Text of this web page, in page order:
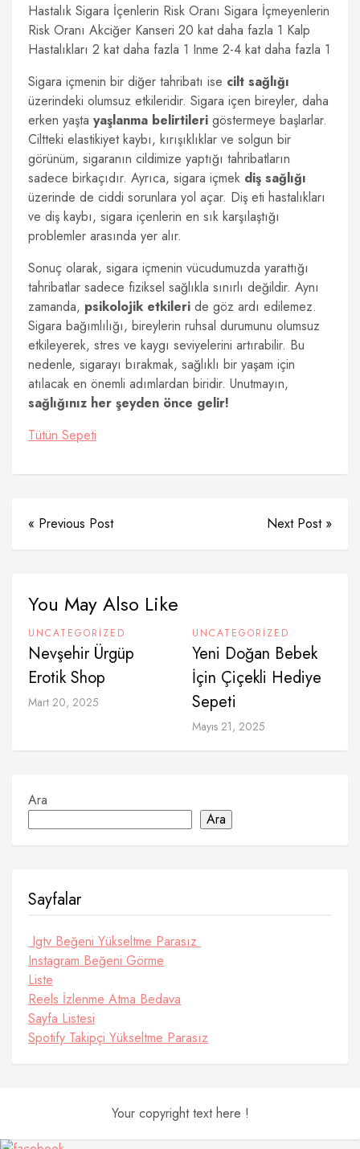
Hastalık Sigara İçenlerin Risk Oranı Sigara İçmeyenlerin
Risk Oranı Akciğer Kanseri 20 kat daha fazla 1 Kalp
Hastalıkları 2 kat daha fazla 1 Inme 2-4 kat daha fazla 1
Sigara içmenin bir diğer tahribatı ise cilt sağlığı
üzerindeki olumsuz etkileridir. Sigara içen bireyler, daha
erken yaşta yaşlanma belirtileri göstermeye başlarlar.
Ciltteki elastikiyet kaybı, kırışıklıklar ve solgun bir
görünüm, sigaranın cildimize yaptığı tahribatların
sadece birkaçıdır. Ayrıca, sigara içmek diş sağlığı
üzerinde de ciddi sorunlara yol açar. Diş eti hastalıkları
ve diş kaybı, sigara içenlerin en sık karşılaştığı
problemler arasında yer alır.
Sonuç olarak, sigara içmenin vücudumuzda yarattığı
tahribatlar sadece fiziksel sağlıkla sınırlı değildir. Aynı
zamanda, psikolojik etkileri de göz ardı edilemez.
Sigara bağımlılığı, bireylerin ruhsal durumunu olumsuz
etkileyerek, stres ve kaygı seviyelerini artırabilir. Bu
nedenle, sigarayı bırakmak, sağlıklı bir yaşam için
atılacak en önemli adımlardan biridir. Unutmayın,
sağlığınız her şeyden önce gelir!
Tütün Sepeti
« Previous Post Next Post »
You May Also Like
UNCATEGORIZED
Nevşehir Ürgüp
Erotik Shop
Mart 20, 2025
UNCATEGORIZED
Yeni Doğan Bebek
İçin Çiçekli Hediye
Sepeti
Mayıs 21, 2025
Ara
Ara
Sayfalar
Igtv Beğeni Yükseltme Parasız
Instagram Beğeni Görme
Liste
Reels İzlenme Atma Bedava
Sayfa Listesi
Spotify Takipçi Yükseltme Parasız
Your copyright text here !